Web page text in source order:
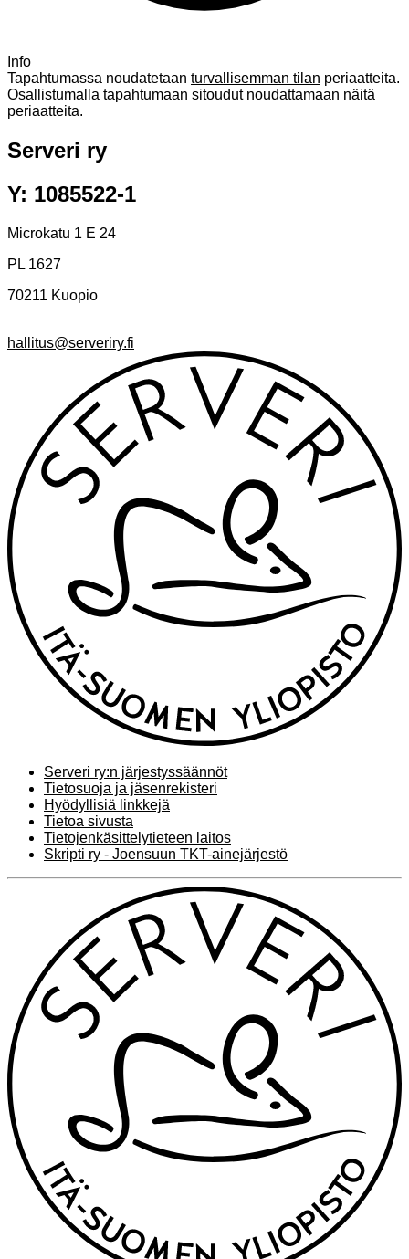
Info
Tapahtumassa noudatetaan turvallisemman tilan periaatteita.
Osallistumalla tapahtumaan sitoudut noudattamaan näitä
periaatteita.
Serveri ry
Y: 1085522-1
Microkatu 1 E 24
PL 1627
70211 Kuopio
hallitus@serveriry.fi
Serveri ry:n järjestyssäännöt
Tietosuoja ja jäsenrekisteri
Hyödyllisiä linkkejä
Tietoa sivusta
Tietojenkäsittelytieteen laitos
Skripti ry - Joensuun TKT-ainejärjestö